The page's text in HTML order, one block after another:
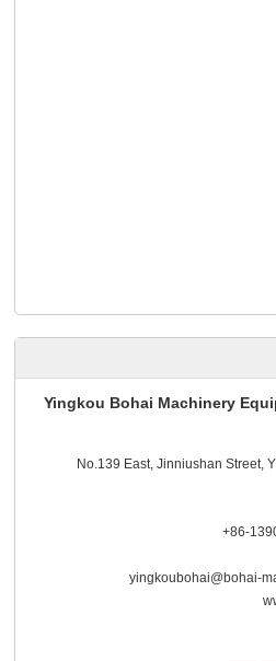
Yingkou Bohai Machinery
No.139 East, Jinniushan Street,
+86-
yingkoubohai@bohai-